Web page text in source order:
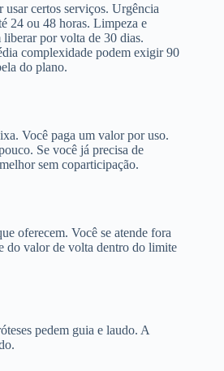
usar certos serviços. Urgência
24 ou 48 horas. Limpeza e
liberar por volta de 30 dias.
complexidade podem exigir 90
do plano.
Você paga um valor por uso.
Se você já precisa de
sem coparticipação.
oferecem. Você se atende fora
do valor de volta dentro do limite
pedem guia e laudo. A